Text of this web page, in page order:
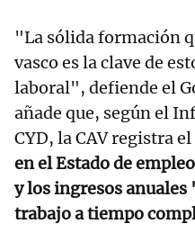
"La sólida formación
vasco es la clave de
laboral", defiende el
añade que, según el
CYD, la CAV registra el
en el Estado de
y los ingresos anuales
trabajo a tiempo